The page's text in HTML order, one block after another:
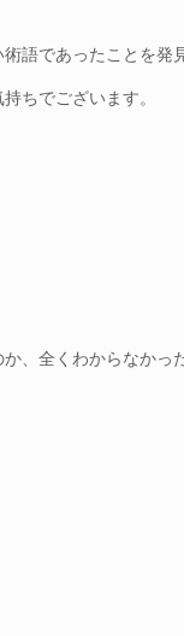
語であったことを発
ちでございます。
、全くわからなかっ